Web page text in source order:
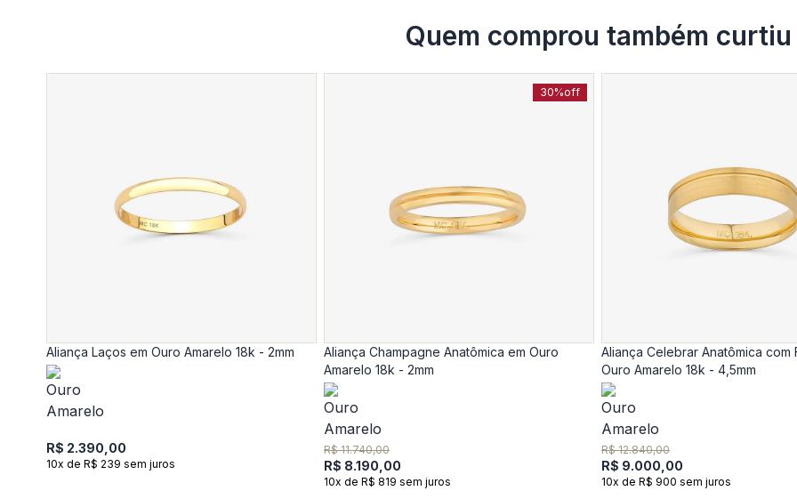
Quem comprou também curtiu
Aliança Laços em Ouro Amarelo 18k - 2mm
R$ 2.390,00
10x de R$ 239 sem juros
30%off
Aliança Champagne Anatômica em Ouro
Amarelo 18k - 2mm
R$ 11.740,00
R$ 8.190,00
10x de R$ 819 sem juros
Aliança Celebrar Anatômica com
Ouro Amarelo 18k - 4,5mm
R$ 12.840,00
R$ 9.000,00
10x de R$ 900 sem juros